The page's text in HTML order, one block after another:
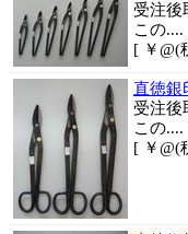
受注後
この....
[ ￥@(
直徳銀
受注後
この....
[ ￥@(